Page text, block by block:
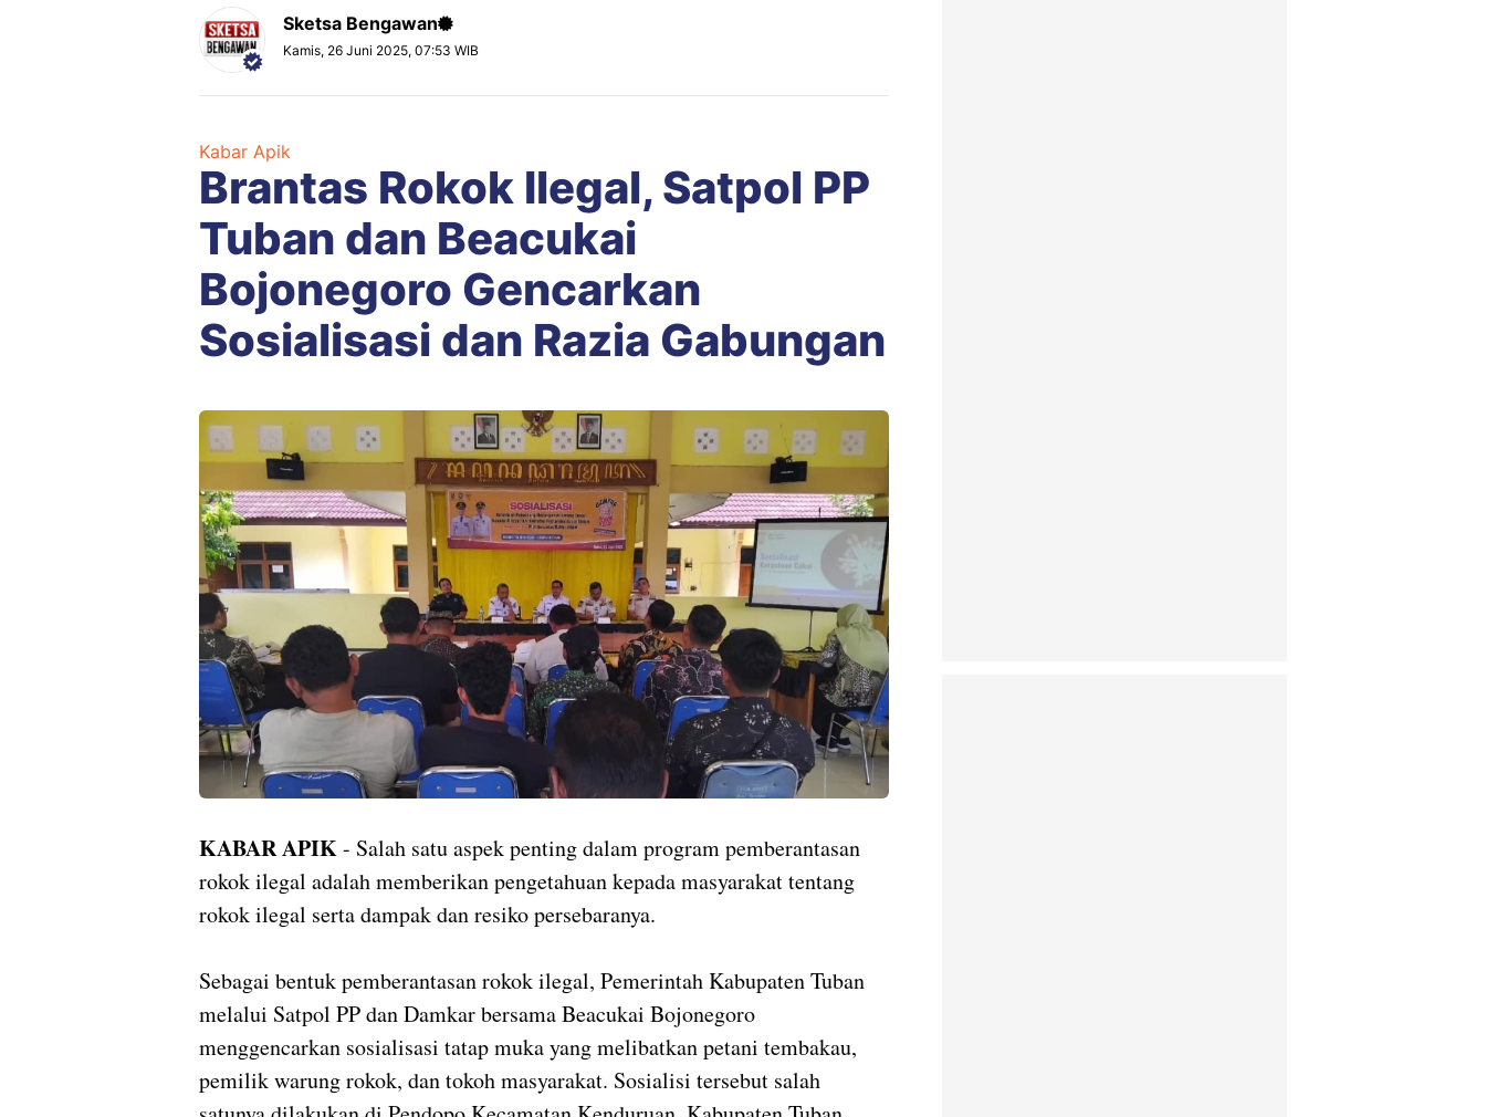
Sketsa Bengawan
Kamis, 26 Juni 2025, 07:53 WIB
Kabar Apik
Brantas Rokok Ilegal, Satpol PP
Tuban dan Beacukai
Bojonegoro Gencarkan
Sosialisasi dan Razia Gabungan
KABAR APIK- Salah satu aspek penting dalam program pemberantasan
rokok ilegal adalah memberikan pengetahuan kepada masyarakat tentang
rokok ilegal serta dampak dan resiko persebaranya.
Sebagai bentuk pemberantasan rokok ilegal, Pemerintah Kabupaten Tuban
melalui Satpol PP dan Damkar bersama Beacukai Bojonegoro
menggencarkan sosialisasi tatap muka yang melibatkan petani tembakau,
pemilik warung rokok, dan tokoh masyarakat. Sosialisi tersebut salah